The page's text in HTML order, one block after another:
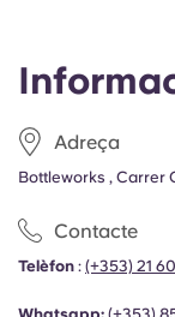
Adreça
Bottleworks , Carrer
Contacte
Telèfon : (+353) 21